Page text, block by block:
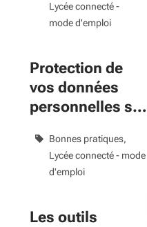
Lycée connecté -
mode d'emploi
Protection de
vos données
personnelles sur
Bonnes pratiques
Lycée connecté - mode
d'emploi
Les outils